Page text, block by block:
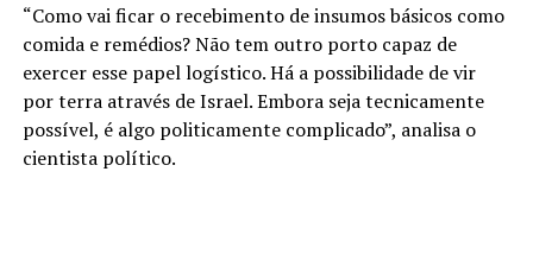
“Como vai ficar o recebimento de insumos básicos como
comida e remédios? Não tem outro porto capaz de
exercer esse papel logístico. Há a possibilidade de vir
por terra através de Israel. Embora seja tecnicamente
possível, é algo politicamente complicado”, analisa o
cientista político.